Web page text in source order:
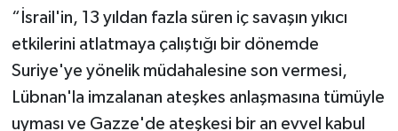
“İsrail'in, 13 yıldan fazla süren iç savaşın yıkıcı
etkilerini atlatmaya çalıştığı bir dönemde
Suriye'ye yönelik müdahalesine son vermesi,
Lübnan'la imzalanan ateşkes anlaşmasına tümüyle
uyması ve Gazze'de ateşkesi bir an evvel kabul